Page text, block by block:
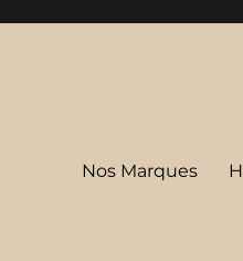
Nos Marques